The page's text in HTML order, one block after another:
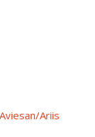
Ariis